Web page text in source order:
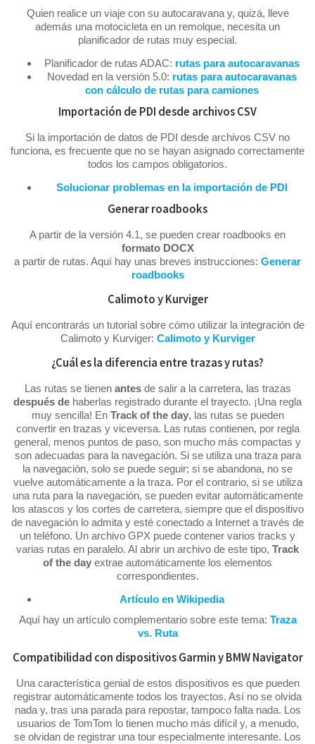
Quien realice un viaje con su autocaravana y, quizá, lleve
además una motocicleta en un remolque, necesita un
planificador de rutas muy especial.
Planificador de rutas ADAC: rutas para autocaravanas
Novedad en la versión 5.0: rutas para autocaravanas
con cálculo de rutas para camiones
Importación de PDI desde archivos CSV
Si la importación de datos de PDI desde archivos CSV no
funciona, es frecuente que no se hayan asignado correctamente
todos los campos obligatorios.
Solucionar problemas en la importación de PDI
Generar roadbooks
A partir de la versión 4.1, se pueden crear roadbooks en
formato DOCX
a partir de rutas. Aquí hay unas breves instrucciones: Generar
roadbooks
Calimoto y Kurviger
Aquí encontrarás un tutorial sobre cómo utilizar la integración de
Calimoto y Kurviger: Calimoto y Kurviger
¿Cuál es la diferencia entre trazas y rutas?
Las rutas se tienen antesde salir a la carretera, las trazas
después de haberlas registrado durante el trayecto. ¡Una regla
muy sencilla! En Track of the day, las rutas se pueden
convertir en trazas y viceversa. Las rutas contienen, por regla
general, menos puntos de paso, son mucho más compactas y
son adecuadas para la navegación. Si se utiliza una traza para
la navegación, solo se puede seguir; si se abandona, no se
vuelve automáticamente a la traza. Por el contrario, si se utiliza
una ruta para la navegación, se pueden evitar automáticamente
los atascos y los cortes de carretera, siempre que el dispositivo
de navegación lo admita y esté conectado a Internet a través de
un teléfono. Un archivo GPX puede contener varios tracks y
varias rutas en paralelo. Al abrir un archivo de este tipo, Track
of the day extrae automáticamente los elementos
correspondientes.
Artículo en Wikipedia
Aquí hay un artículo complementario sobre este tema: Traza
vs. Ruta
Compatibilidad con dispositivos Garmin y BMW Navigator
Una característica genial de estos dispositivos es que pueden
registrar automáticamente todos los trayectos. Así no se olvida
nada y, tras una parada para repostar, tampoco falta nada. Los
usuarios de TomTom lo tienen mucho más difícil y, a menudo,
se olvidan de registrar una tour especialmente interesante. Los